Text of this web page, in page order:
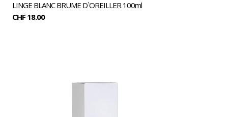
LINGE BLANC BRUME D`OREILLER 100ml
CHF 18.00